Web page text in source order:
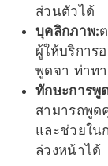
ส่วนตัวได้
บุคลิกภาพ:
ผู้ให้บริการ
พูดจา ท่าท
ทักษะการพู
สามารถพูด
และช่วยใน
ล่วงหน้าได้